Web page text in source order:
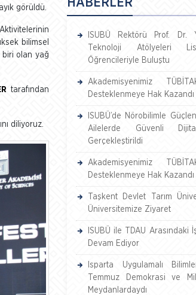
görüldü.
bilimsel
biri olan yağ
tarafından
diliyoruz.
ISUBÜ Rektörü Prof. Dr.
Teknoloji Atölyeleri
Öğrencileriyle Buluştu
Akademisyenimiz
Desteklenmeye Hak Kazandı
ISUBÜ’de Nörobilimle
Ailelerde Güvenli
Gerçekleştirildi
Akademisyenimiz
Desteklenmeye Hak Kazandı
Taşkent Devlet Tarım
Üniversitemize Ziyaret
ISUBÜ ile TDAU Arasındaki
Devam Ediyor
Isparta Uygulamalı
Temmuz Demokrasi ve
Meydanlardaydı